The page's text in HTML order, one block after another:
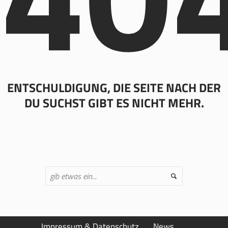
ENTSCHULDIGUNG, DIE SEITE NACH DER
DU SUCHST GIBT ES NICHT MEHR.